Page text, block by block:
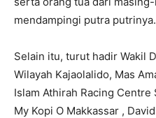
mendampingi putra putrinya.
Selain itu, turut hadir Wakil
Wilayah Kajaolalido, Mas
Islam Athirah Racing
My Kopi O Makkassar ,